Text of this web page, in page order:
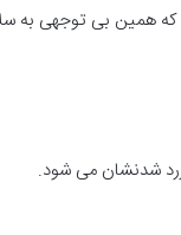
که همین بی توجهی به
شدنشان می شود.